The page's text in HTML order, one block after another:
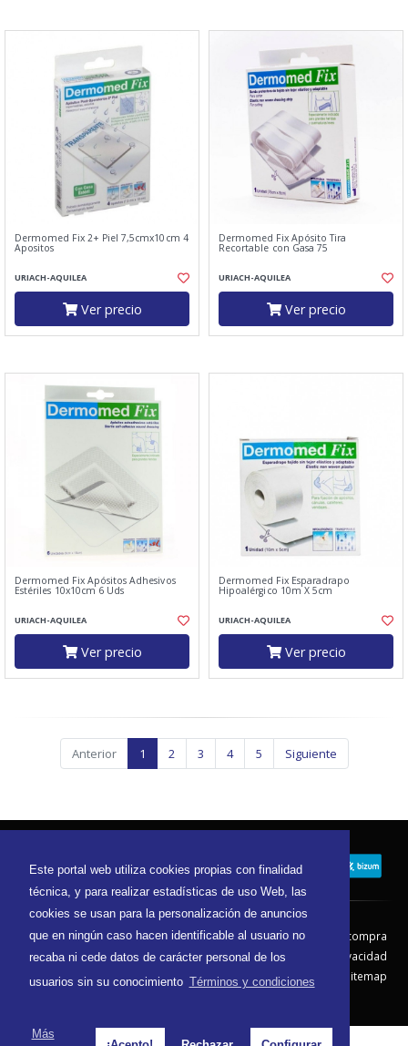
Este portal web utiliza cookies propias con finalidad
técnica, y para realizar estadísticas de uso Web, las
cookies se usan para la personalización de anuncios
que en ningún caso hacen identificable al usuario no
recaba ni cede datos de carácter personal de los
usuarios sin su conocimiento Términos y condiciones
Más
Dermomed Fix 2+ Piel 7,5cmx10cm 4
Apositos
URIACH-AQUILEA
Ver precio
Dermomed Fix Apósito Tira
Recortable con Gasa 75
URIACH-AQUILEA
Ver precio
Dermomed Fix Apósitos Adhesivos
Estériles 10x10cm 6 Uds
URIACH-AQUILEA
Ver precio
Dermomed Fix Esparadrapo
Hipoalérgico 10m X 5cm
URIACH-AQUILEA
Ver precio
Anterior 1 2 3 4 5 Siguiente
Contacto Aviso Legal
Condiciones de compra
Política de envíos
Política de devolución
Política de Privacidad
Política de Cookies
Sitemap